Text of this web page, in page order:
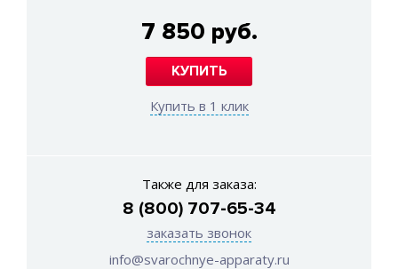
7 850 руб.
КУПИТЬ
Купить в 1 клик
Также для заказа:
8 (800) 707-65-34
заказать звонок
info@svarochnye-apparaty.ru